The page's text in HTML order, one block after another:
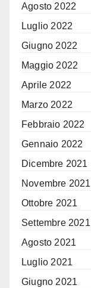
Agosto 2022
Luglio 2022
Giugno 2022
Maggio 2022
Aprile 2022
Marzo 2022
Febbraio 2022
Gennaio 2022
Dicembre 2021
Novembre 2021
Ottobre 2021
Settembre 2021
Agosto 2021
Luglio 2021
Giugno 2021